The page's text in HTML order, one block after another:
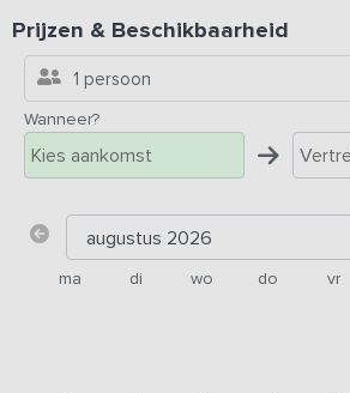
Prijzen & Beschikbaarheid
1 persoon
Wanneer?
ma di wo do vr